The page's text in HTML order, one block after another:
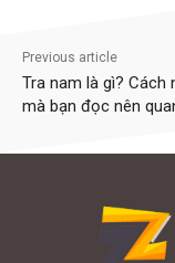
Previous article
Tra nam là gì? Cách
mà bạn đọc nên